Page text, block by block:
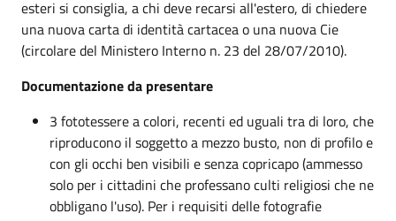
esteri si consiglia, a chi deve recarsi all'estero, di chiedere
una nuova carta di identità cartacea o una nuova Cie
(circolare del Ministero Interno n. 23 del 28/07/2010).
Documentazione da presentare
3 fototessere a colori, recenti ed uguali tra di loro, che
riproducono il soggetto a mezzo busto, non di profilo e
con gli occhi ben visibili e senza copricapo (ammesso
solo per i cittadini che professano culti religiosi che ne
obbligano l'uso). Per i requisiti delle fotografie